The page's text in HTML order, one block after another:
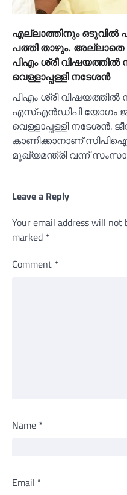
എല്ലാത്തിനും ഒടുവില്‍
പത്തി താഴും.
പിഎം ശ്രീ
വെള്ളാപ്പള്ളി നടേശന്‍
പിഎം ശ്രീ
എസ്‌എന്‍ഡിപി യോഗം
വെള്ളാപ്പള്ളി നടേശന്‍.
കാണിക്കാനാണ്
മുഖ്യമന്ത്രി വന്ന്
Leave a Reply
Your email address will not
marked *
Comment *
Name *
Email *